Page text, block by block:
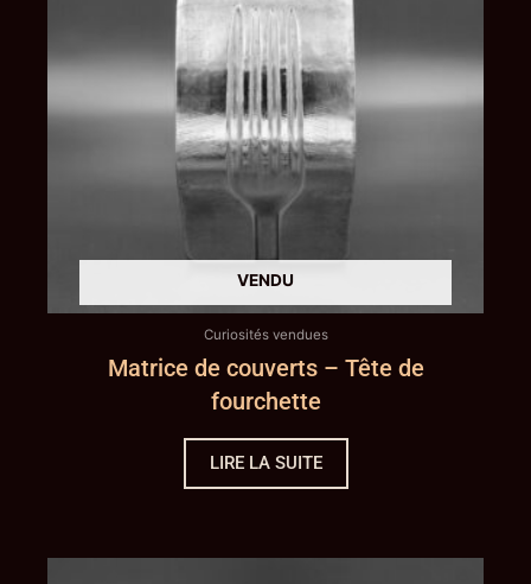
Curiosités vendues
Matrice de couverts – Tête de
fourchette
LIRE LA SUITE